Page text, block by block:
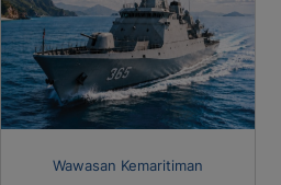
Wawasan Kemaritiman